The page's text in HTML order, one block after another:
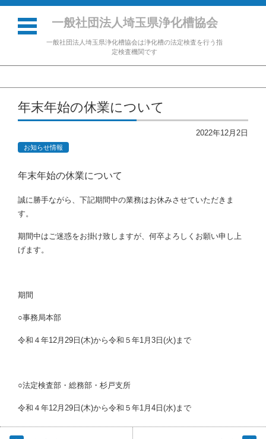
一般社団法人埼玉県浄化槽協会
一般社団法人埼玉県浄化槽協会は浄化槽の法定検査を行う指
定検査機関です
コンテンツに移動
年末年始の休業について
2022年12月2日
お知らせ情報
年末年始の休業について
誠に勝手ながら、下記期間中の業務はお休みさせていただきま
す。
期間中はご迷惑をお掛け致しますが、何卒よろしくお願い申し上
げます。
期間
○事務局本部
令和４年12月29日(木)から令和５年1月3日(火)まで
○法定検査部・総務部・杉戸支所
令和４年12月29日(木)から令和５年1月4日(水)まで